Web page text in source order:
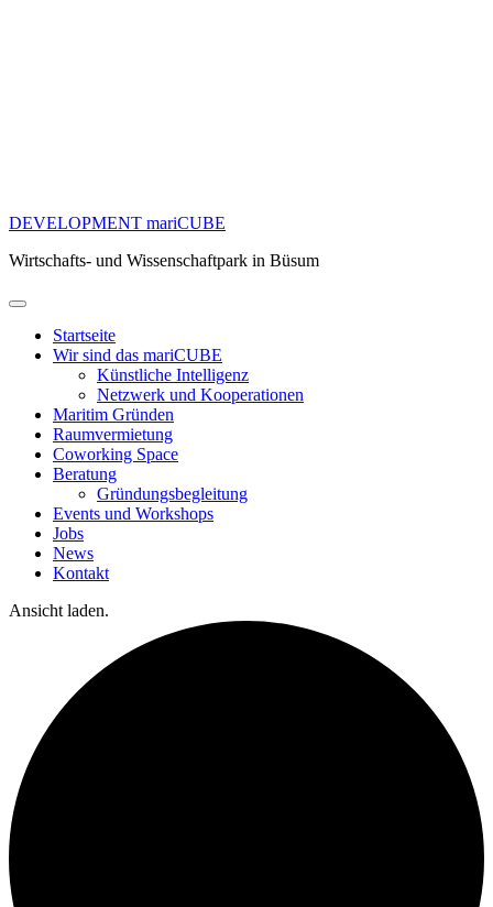
DEVELOPMENT mariCUBE
Wirtschafts- und Wissenschaftpark in Büsum
Startseite
Wir sind das mariCUBE
Künstliche Intelligenz
Netzwerk und Kooperationen
Maritim Gründen
Raumvermietung
Coworking Space
Beratung
Gründungsbegleitung
Events und Workshops
Jobs
News
Kontakt
Ansicht laden.